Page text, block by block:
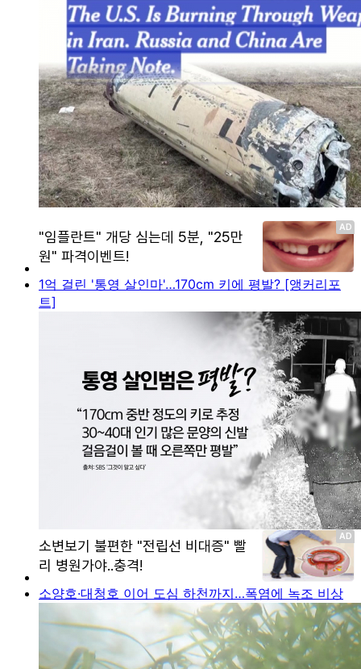
1억 걸린 '통영 살인마'…170cm 키에 평발? [앵커리포
트]
소양호·대청호 이어 도심 하천까지…폭염에 녹조 비상